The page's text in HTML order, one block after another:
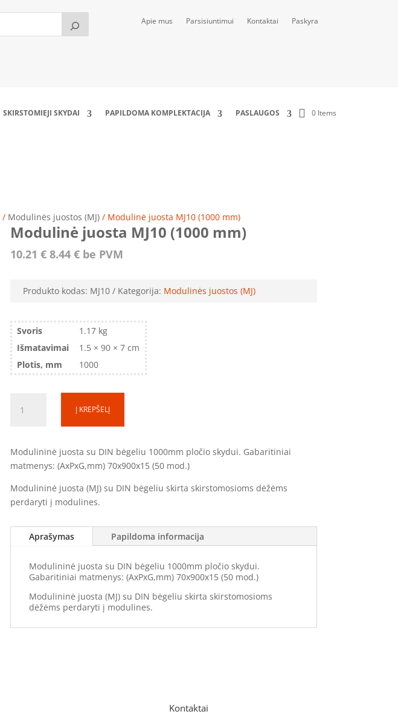
Apie mus Parsisiuntimui Kontaktai Paskyra
SKIRSTOMIEJI SKYDAI PAPILDOMA KOMPLEKTACIJA PASLAUGOS 0 Items
/ Modulinės juostos (MJ) / Modulinė juosta MJ10 (1000 mm)
Modulinė juosta MJ10 (1000 mm)
10.21 € 8.44 €be PVM
Produkto kodas: MJ10 Kategorija: Modulinės juostos (MJ)
Svoris
1.17 kg
Išmatavimai
1.5 × 90 × 7 cm
Plotis, mm
1000
kiekis:
MJ10
(1000
mm)
Į KREPŠELĮ
Modulininė juosta su DIN bėgeliu 1000mm pločio skydui. Gabaritiniai
matmenys: (AxPxG,mm) 70x900x15 (50 mod.)
Modulininė juosta (MJ) su DIN bėgeliu skirta skirstomosioms dėžėms
perdaryti į modulines.
Aprašymas Papildoma informacija
Modulininė juosta su DIN bėgeliu 1000mm pločio skydui.
Gabaritiniai matmenys: (AxPxG,mm) 70x900x15 (50 mod.)
Modulininė juosta (MJ) su DIN bėgeliu skirta skirstomosioms
dėžėms perdaryti į modulines.
Kontaktai